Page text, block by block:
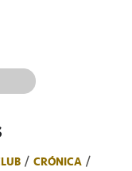
CRÓNICA